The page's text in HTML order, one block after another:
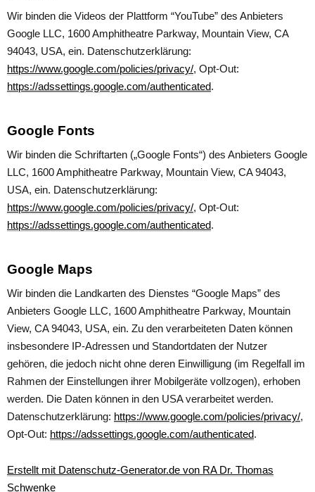
Wir binden die Videos der Plattform “YouTube” des Anbieters
Google LLC, 1600 Amphitheatre Parkway, Mountain View, CA
94043, USA, ein. Datenschutzerklärung:
https://www.google.com/policies/privacy/, Opt-Out:
https://adssettings.google.com/authenticated.
Google Fonts
Wir binden die Schriftarten („Google Fonts“) des Anbieters Google
LLC, 1600 Amphitheatre Parkway, Mountain View, CA 94043,
USA, ein. Datenschutzerklärung:
https://www.google.com/policies/privacy/, Opt-Out:
https://adssettings.google.com/authenticated.
Google Maps
Wir binden die Landkarten des Dienstes “Google Maps” des
Anbieters Google LLC, 1600 Amphitheatre Parkway, Mountain
View, CA 94043, USA, ein. Zu den verarbeiteten Daten können
insbesondere IP-Adressen und Standortdaten der Nutzer
gehören, die jedoch nicht ohne deren Einwilligung (im Regelfall im
Rahmen der Einstellungen ihrer Mobilgeräte vollzogen), erhoben
werden. Die Daten können in den USA verarbeitet werden.
Datenschutzerklärung: https://www.google.com/policies/privacy/,
Opt-Out: https://adssettings.google.com/authenticated.
Erstellt mit Datenschutz-Generator.de von RA Dr. Thomas
Schwenke